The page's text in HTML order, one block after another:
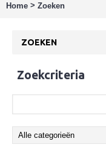
Home > Zoeken
ZOEKEN
Zoekcriteria